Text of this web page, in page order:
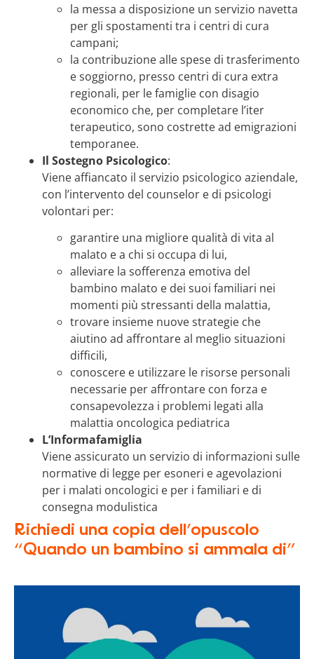
la messa a disposizione un servizio navetta
per gli spostamenti tra i centri di cura
campani;
la contribuzione alle spese di trasferimento
e soggiorno, presso centri di cura extra
regionali, per le famiglie con disagio
economico che, per completare l’iter
terapeutico, sono costrette ad emigrazioni
temporanee.
Il Sostegno Psicologico:
Viene affiancato il servizio psicologico aziendale,
con l’intervento del counselor e di psicologi
volontari per:
garantire una migliore qualità di vita al
malato e a chi si occupa di lui,
alleviare la sofferenza emotiva del
bambino malato e dei suoi familiari nei
momenti più stressanti della malattia,
trovare insieme nuove strategie che
aiutino ad affrontare al meglio situazioni
difficili,
conoscere e utilizzare le risorse personali
necessarie per affrontare con forza e
consapevolezza i problemi legati alla
malattia oncologica pediatrica
L’Informafamiglia
Viene assicurato un servizio di informazioni sulle
normative di legge per esoneri e agevolazioni
per i malati oncologici e per i familiari e di
consegna modulistica
Richiedi una copia dell’opuscolo
“Quando un bambino si ammala di”